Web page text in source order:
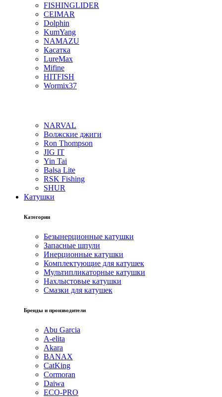
FISHINGLIDER
CEIMAR
Dolphin
KumYang
NAMAZU
Касатка
LureMax
Mifine
HITFISH
Wormix37
NARVAL
Волжские джиги
Ron Thompson
JIG IT
Yin Tai
Balsa Lite
RSK Fishing
SHUR
Катушки
Категории
Безынерционные катушки
Запасные шпули
Инерционные катушки
Комплектующие для катушек
Мультипликаторные катушки
Нахлыстовые катушки
Смазки для катушек
Бренды и производители
Abu Garcia
A-elita
Akara
BANAX
CatKing
Cormoran
Daiwa
ECO-PRO